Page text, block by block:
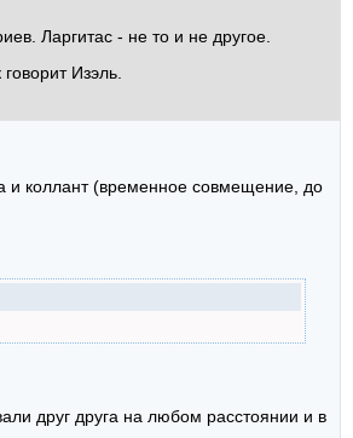
Ларгитас - не то и не другое.
Изэль.
и коллант (временное совмещение, до
друг друга на любом расстоянии и в